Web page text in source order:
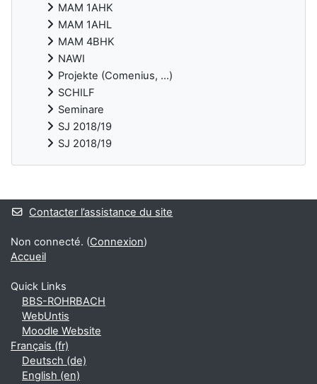
MAM 1AHK
MAM 1AHL
MAM 4BHK
NAWI
Projekte (Comenius, ...)
SCHILF
Seminare
SJ 2018/19
SJ 2018/19
Blocs supplémentaires
Contacter l’assistance du site
Non connecté. (Connexion)
Accueil
Quick Links
BBS-ROHRBACH
WebUntis
Moodle Website
Français ‎(fr)‎
Deutsch ‎(de)‎
English ‎(en)‎